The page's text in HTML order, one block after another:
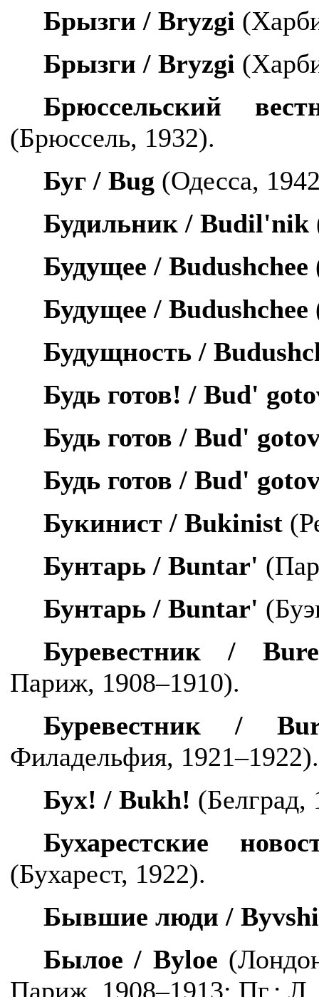
Брызги /Bryzgi
Брызги /Bryzgi
Брюссельский
(Брюссель, 1932).
Буг /Bug (Одесса,
Будильник /Budil'nik
Будущее /Budushchee
Будущее /Budushchee
Будущность /
Будь готов! /Bud'
Будь готов /Bud'
Будь готов /Bud'
Букинист /Bukinist
Бунтарь /Buntar'
Бунтарь /Buntar'
Буревестник /
Париж, 1908–1910).
Буревестник /
Филадельфия, 1921–1922).
Бух! /Bukh! (Белград,
Бухарестские
(Бухарест, 1922).
Бывшие люди /
Былое / Byloe
Париж, 1908–1913; Пг.;